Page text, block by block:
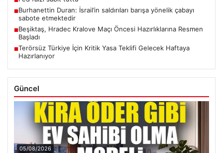
■Burhanettin Duran: İsrail’in saldırıları barışa yönelik çabayı
sabote etmektedir
■Beşiktaş, Hradec Kralove Maçı Öncesi Hazırlıklarına Resmen
Başladı
■Terörsüz Türkiye İçin Kritik Yasa Teklifi Gelecek Haftaya
Hazırlanıyor
Güncel
05/08/2026